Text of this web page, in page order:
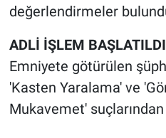
değerlendirmeler
ADLİ İŞLEM BAŞLATILDI
Emniyete götürülen
'Kasten Yaralama' ve
Mukavemet'